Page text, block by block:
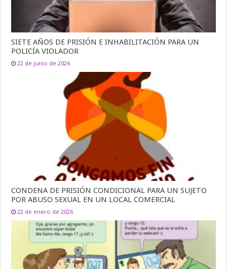
SIETE AÑOS DE PRISIÓN E INHABILITACIÓN PARA UN
POLICÍA VIOLADOR
22 de junio de 2026
CONDENA DE PRISIÓN CONDICIONAL PARA UN SUJETO
POR ABUSO SEXUAL EN UN LOCAL COMERCIAL
22 de enero de 2026